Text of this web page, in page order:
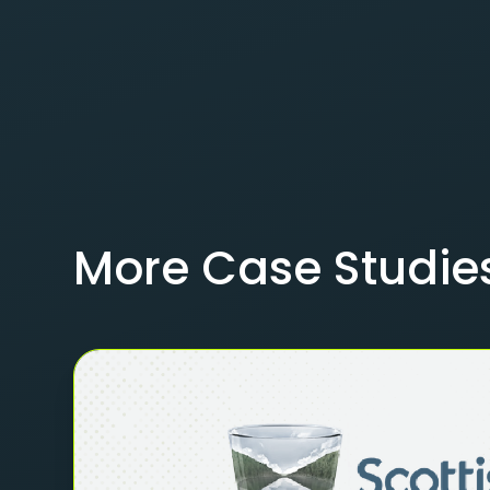
More Case